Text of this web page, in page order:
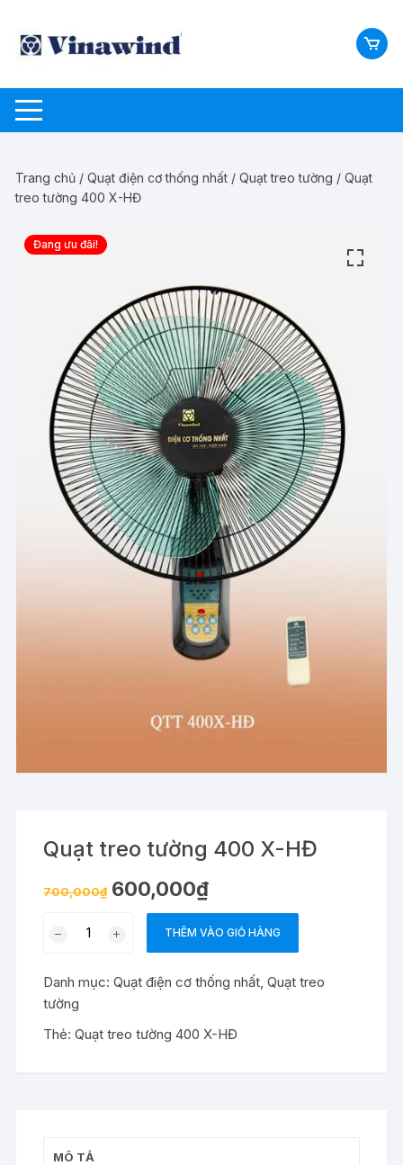
Trang chủ /Quạt điện cơ thống nhất /Quạt treo tường / Quạt
treo tường 400 X-HĐ
Đang ưu đãi!
Quạt treo tường 400 X-HĐ
700,000₫ Giá
gốc
700,000₫.
600,000₫Giá
tại
là:
600,000₫.
400
X-
HĐ
THÊM VÀO GIỎ HÀNG
Danh mục:Quạt điện cơ thống nhất,Quạt treo
tường
Thẻ:Quạt treo tường 400 X-HĐ
MÔ TẢ